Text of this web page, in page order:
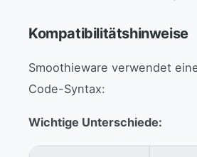
Kompatibilitätshinweise
Smoothieware verwendet
Code-Syntax:
Wichtige Unterschiede: